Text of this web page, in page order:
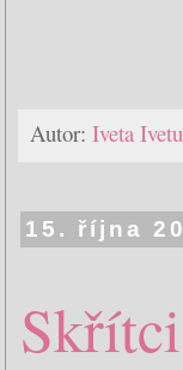
Autor: Iveta
15. října